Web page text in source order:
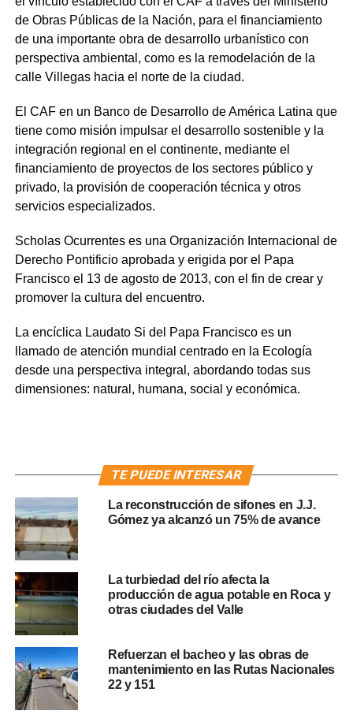
de Obras Públicas de la Nación, para el financiamiento
de una importante obra de desarrollo urbanístico con
perspectiva ambiental, como es la remodelación de la
calle Villegas hacia el norte de la ciudad.
El CAF en un Banco de Desarrollo de América Latina que
tiene como misión impulsar el desarrollo sostenible y la
integración regional en el continente, mediante el
financiamiento de proyectos de los sectores público y
privado, la provisión de cooperación técnica y otros
servicios especializados.
Scholas Ocurrentes es una Organización Internacional de
Derecho Pontificio aprobada y erigida por el Papa
Francisco el 13 de agosto de 2013, con el fin de crear y
promover la cultura del encuentro.
La encíclica Laudato Si del Papa Francisco es un
llamado de atención mundial centrado en la Ecología
desde una perspectiva integral, abordando todas sus
dimensiones: natural, humana, social y económica.
TE PUEDE INTERESAR
La reconstrucción de sifones en J.J.
Gómez ya alcanzó un 75% de avance
La turbiedad del río afecta la
producción de agua potable en Roca y
otras ciudades del Valle
Refuerzan el bacheo y las obras de
mantenimiento en las Rutas Nacionales
22 y 151